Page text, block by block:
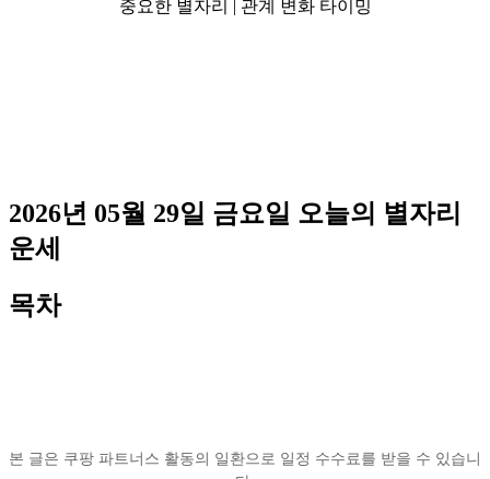
2026년 05월 29일 금요일 오늘의 별자리
운세
목차
본 글은 쿠팡 파트너스 활동의 일환으로 일정 수수료를 받을 수 있습니